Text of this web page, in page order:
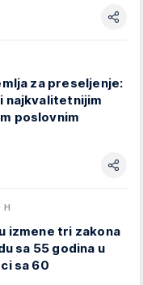
za preseljenje:
najkvalitetnijim
poslovnim
H
izmene tri zakona
sa 55 godina u
sa 60